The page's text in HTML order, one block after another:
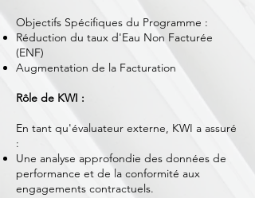
Objectifs Spécifiques du Programme :
Réduction du taux d'Eau Non Facturée
(ENF)
Augmentation de la Facturation
Rôle de KWI :
En tant qu'évaluateur externe, KWI a assuré
:
Une analyse approfondie des données de
performance et de la conformité aux
engagements contractuels.